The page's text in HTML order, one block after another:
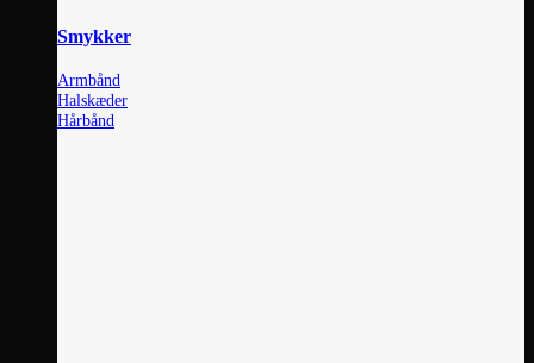
Smykker
Armbånd
Halskæder
Hårbånd